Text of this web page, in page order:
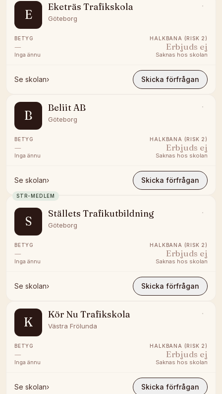
E
Eketräs Trafikskola
Göteborg
BETYG
—
Inga ännu
HALKBANA (RISK 2)
Erbjuds ej
Saknas hos skolan
Se skolan› Skicka förfrågan
B
Beliit AB
Göteborg
BETYG
—
Inga ännu
HALKBANA (RISK 2)
Erbjuds ej
Saknas hos skolan
Se skolan› Skicka förfrågan
STR-MEDLEM
S
Ställets Trafikutbildning
Göteborg
BETYG
—
Inga ännu
HALKBANA (RISK 2)
Erbjuds ej
Saknas hos skolan
Se skolan› Skicka förfrågan
K
Kör Nu Trafikskola
Västra Frölunda
BETYG
—
Inga ännu
HALKBANA (RISK 2)
Erbjuds ej
Saknas hos skolan
Se skolan› Skicka förfrågan